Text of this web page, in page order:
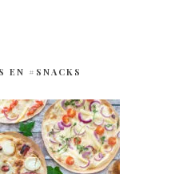
EN #SNACKS